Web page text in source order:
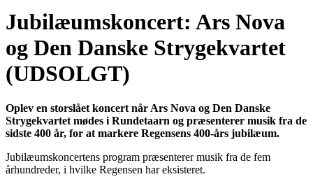
Jubilæumskoncert: Ars Nova
og Den Danske Strygekvartet
(UDSOLGT)
Oplev en storslået koncert når Ars Nova og Den Danske
Strygekvartet mødes i Rundetaarn og præsenterer musik fra de
sidste 400 år, for at markere Regensens 400-års jubilæum.
Jubilæumskoncertens program præsenterer musik fra de fem
århundreder, i hvilke Regensen har eksisteret.